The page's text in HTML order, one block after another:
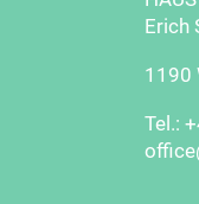
Erich
1190
Tel.: